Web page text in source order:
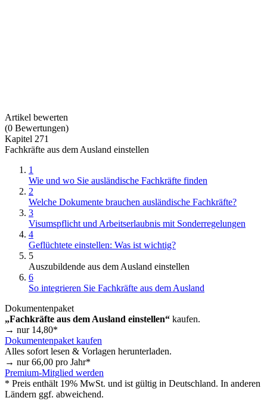
Artikel bewerten
(0 Bewertungen)
Kapitel 271
Fachkräfte aus dem Ausland einstellen
1
Wie und wo Sie ausländische Fachkräfte finden
2
Welche Dokumente brauchen ausländische Fachkräfte?
3
Visumspflicht und Arbeitserlaubnis mit Sonderregelungen
4
Geflüchtete einstellen: Was ist wichtig?
5
Auszubildende aus dem Ausland einstellen
6
So integrieren Sie Fachkräfte aus dem Ausland
Dokumentenpaket
„Fachkräfte aus dem Ausland einstellen“ kaufen.
→ nur 14,80*
Dokumentenpaket kaufen
Alles sofort lesen & Vorlagen herunterladen.
→ nur66,00 pro Jahr*
Premium-Mitglied werden
* Preis enthält 19% MwSt. und ist gültig in Deutschland. In anderen
Ländern ggf. abweichend.